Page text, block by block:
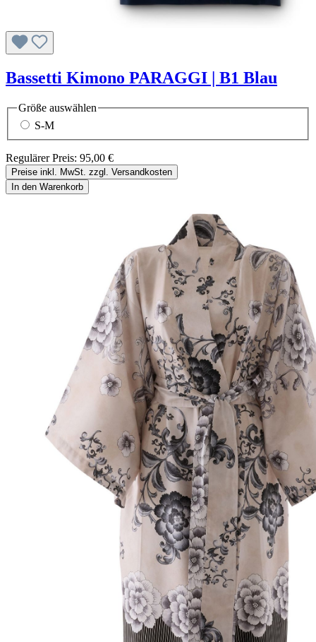
Bassetti Kimono PARAGGI | B1 Blau
Größe auswählen
S-M
Regulärer Preis: 95,00 €
Preise inkl. MwSt. zzgl. Versandkosten
In den Warenkorb